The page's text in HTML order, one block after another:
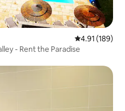
औसत रेटिंग 5 में से
4.91 (189)
- Rent the Paradise